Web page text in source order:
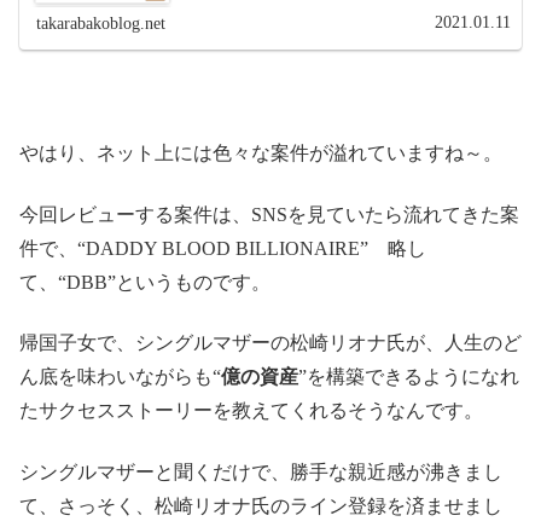
takarabakoblog.net 2021.01.11
やはり、ネット上には色々な案件が溢れていますね～。
今回レビューする案件は、SNSを見ていたら流れてきた案
件で、“DADDY BLOOD BILLIONAIRE” 略し
て、“DBB”というものです。
帰国子女で、シングルマザーの松崎リオナ氏が、人生のど
ん底を味わいながらも“億の資産”を構築できるようになれ
たサクセスストーリーを教えてくれるそうなんです。
シングルマザーと聞くだけで、勝手な親近感が沸きまし
て、さっそく、松崎リオナ氏のライン登録を済ませまし